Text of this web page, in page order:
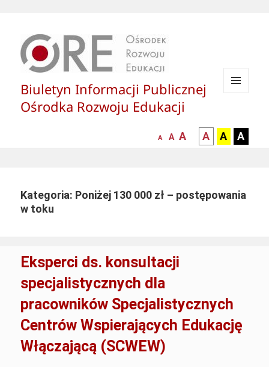
Biuletyn Informacji Publicznej
Ośrodka Rozwoju Edukacji
mniejsza
A
normalna
A
większa-
czcionka
A
kontrast
czarny
tle
A
kontrast
czarny
tle
A
żółty
tle
A
Kategoria: Poniżej 130 000 zł – postępowania
w toku
Eksperci ds. konsultacji
specjalistycznych dla
pracowników Specjalistycznych
Centrów Wspierających Edukację
Włączającą (SCWEW)